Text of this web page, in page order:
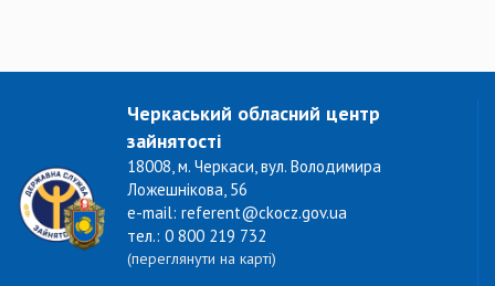
Черкаський обласний центр
зайнятості
18008, м. Черкаси, вул. Володимира
Ложешнікова, 56
e-mail: referent@ckocz.gov.ua
тел.: 0 800 219 732
(переглянути на карті)